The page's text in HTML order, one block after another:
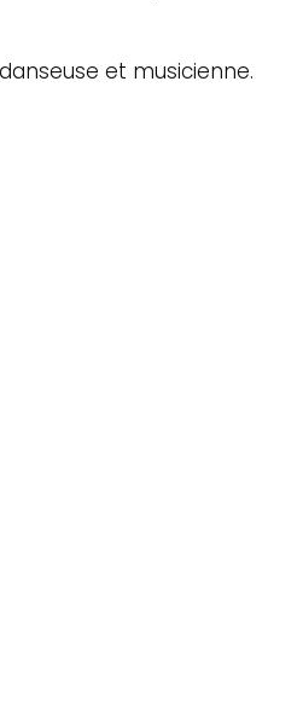
et musicienne.